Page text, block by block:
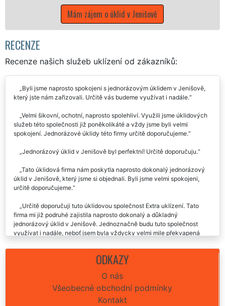
o úklid v Jenišově
RECENZE
Recenze našich služeb uklízení od zákazníků:
Byli jsme naprosto spokojeni s jednorázovým úklidem v Jenišově,
který jste nám zařizovali. Určitě vás budeme využívat i nadále.
Velmi šikovní, ochotní, naprosto spolehliví. Využili jsme úklidových
služeb této společnosti již poněkolikáté a vždy jsme byli velmi
spokojení. Jednorázové úklidy této firmy určitě doporučujeme.
Jednorázový úklid v Jenišově byl perfektní! Určitě doporučuju.
Tato úklidová firma nám poskytla naprosto dokonalý jednorázový
úklid v Jenišově, který jsme si objednali. Byli jsme velmi spokojeni,
určitě doporučujeme.
Určitě doporučuji tuto úklidovou společnost Extra uklízení. Tato
firma mi již podruhé zajistila naprosto dokonalý a důkladný
jednorázový úklid v Jenišově. Jednoznačně budu tuto společnost
využívat i nadále, neboť jsem byla vždycky velmi mile překvapená
Chtěla bych moc moc poděkovat za dokonalý jednorázový úklid v
ODKAZY
O nás
Všeobecné obchodní podmínky
Kontakt